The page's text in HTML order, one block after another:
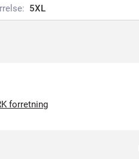
5XL
forretning